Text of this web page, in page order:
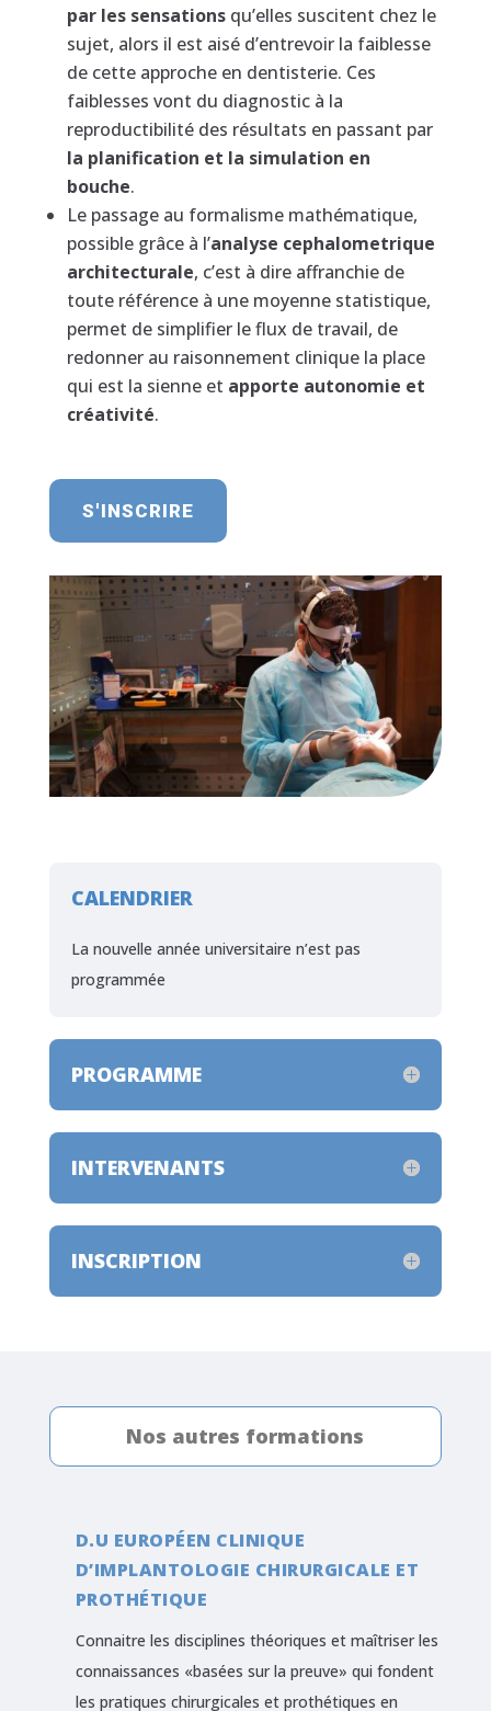
par les sensationsqu’elles suscitent chez le
sujet, alors il est aisé d’entrevoir la faiblesse
de cette approche en dentisterie. Ces
faiblesses vont du diagnostic à la
reproductibilité des résultats en passant par
la planification et la simulation en
bouche.
Le passage au formalisme mathématique,
possible grâce à l’analyse cephalometrique
architecturale, c’est à dire affranchie de
toute référence à une moyenne statistique,
permet de simplifier le flux de travail, de
redonner au raisonnement clinique la place
qui est la sienne et apporte autonomie et
créativité.
S'INSCRIRE
CALENDRIER
La nouvelle année universitaire n’est pas
programmée
PROGRAMME
INTERVENANTS
INSCRIPTION
Nos autres formations
D.U EUROPÉEN CLINIQUE
D’IMPLANTOLOGIE CHIRURGICALE ET
PROTHÉTIQUE
Connaitre les disciplines théoriques et maîtriser les
connaissances «basées sur la preuve» qui fondent
les pratiques chirurgicales et prothétiques en